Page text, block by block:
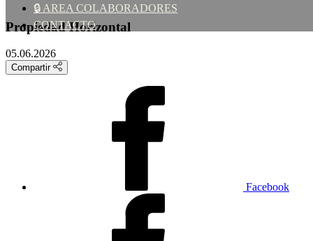
🔒 AREA COLABORADORES
CONTACTO
Propiedad Horizontal
05.06.2026
Compartir
Facebook